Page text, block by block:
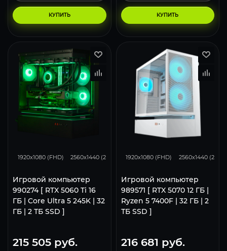
КУПИТЬ КУПИТЬ
1920x1080 (FHD) 2560x1440 (2K) 3840x2160 (4K)
Игровой компьютер
990274 [ RTX 5060 Ti 16
ГБ | Core Ultra 5 245K | 32
ГБ | 2 ТБ SSD ]
215 505 руб.
1920x1080 (FHD) 2560x1440 (2K)
Игровой компьютер
989571 [ RTX 5070 12 ГБ |
Ryzen 5 7400F | 32 ГБ | 2
ТБ SSD ]
216 681 руб.